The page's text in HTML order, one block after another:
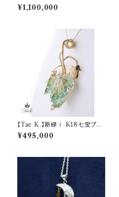
リカジュールペンダント(0.365
ct)
¥1,100,000
【Tae K.】新緑Ⅰ K18七宝プリ
カジュールペンダント(0.15ct)
¥495,000